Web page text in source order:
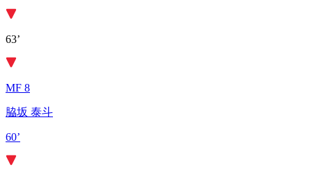
63’
MF 8
脇坂 泰斗
60’